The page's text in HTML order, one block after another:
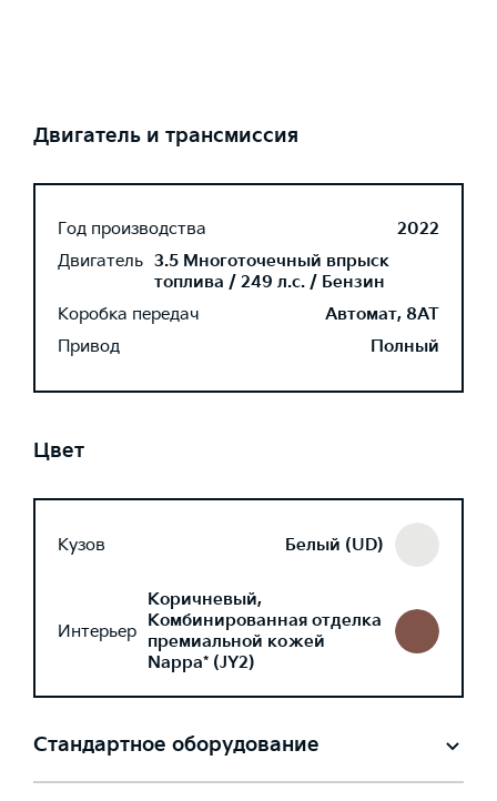
Двигатель и трансмиссия
Год производства
2022
Двигатель 3.5 Многоточечный впрыск
топлива / 249 л.с. / Бензин
Коробка передач
Автомат, 8AT
Привод
Полный
Цвет
Кузов Белый (UD)
Интерьер
Коричневый,
Комбинированная отделка
премиальной кожей
Nappa* (JY2)
Стандартное оборудование